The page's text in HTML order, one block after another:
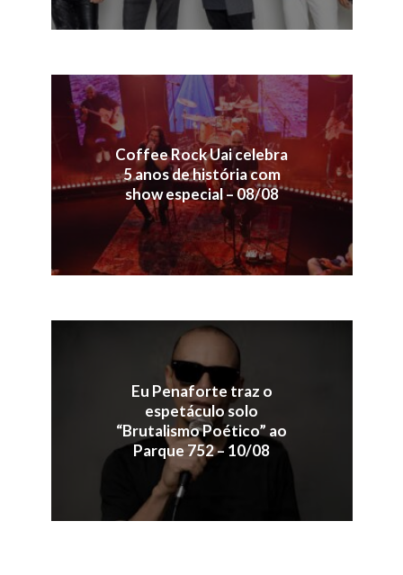
Coffee Rock Uai celebra
5 anos de história com
show especial – 08/08
Eu Penaforte traz o
espetáculo solo
“Brutalismo Poético” ao
Parque 752 – 10/08